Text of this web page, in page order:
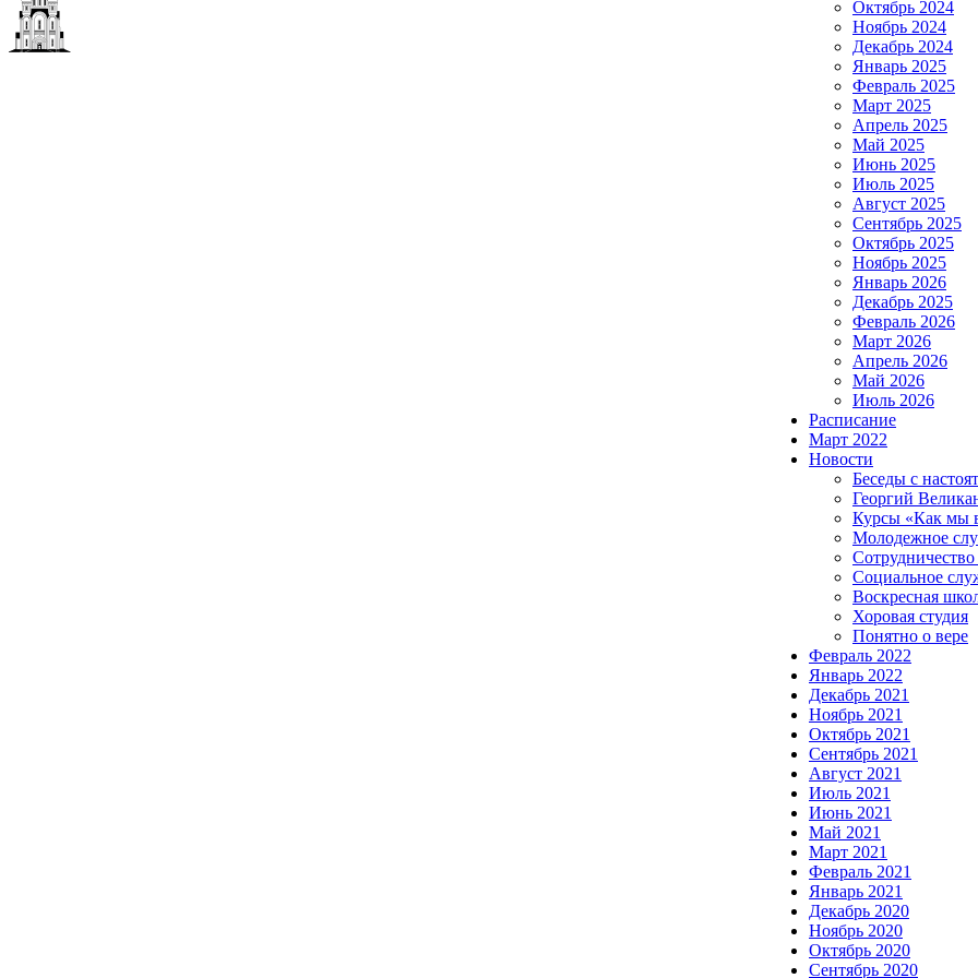
Октябрь 2024
Ноябрь 2024
Декабрь 2024
Январь 2025
Февраль 2025
Март 2025
Апрель 2025
Май 2025
Июнь 2025
Июль 2025
Август 2025
Сентябрь 2025
Октябрь 2025
Ноябрь 2025
Январь 2026
Декабрь 2025
Февраль 2026
Март 2026
Апрель 2026
Май 2026
Июль 2026
Расписание
Март 2022
Новости
Беседы с
Георгий
Курсы «Как мы
Молодежное
Социальное
Воскресная
Хоровая студия
Понятно о вере
Февраль 2022
Январь 2022
Декабрь 2021
Ноябрь 2021
Октябрь 2021
Сентябрь 2021
Август 2021
Июль 2021
Июнь 2021
Май 2021
Март 2021
Февраль 2021
Январь 2021
Декабрь 2020
Ноябрь 2020
Октябрь 2020
Сентябрь 2020